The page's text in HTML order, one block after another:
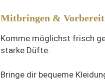
Mitbringen &
Komme möglichst frisch
starke Düfte.
Bringe dir bequeme